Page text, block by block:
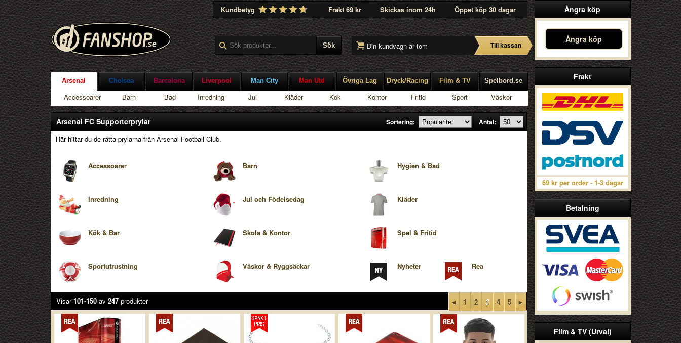
Kundbetyg Frakt 69 kr Skickas inom 24h Öppet köp 30 dagar
Din kundvagn är tom Till kassan
Arsenal Chelsea Barcelona Liverpool Man City Man Utd Övriga Lag Dryck/Racing Film & TV Spelbord.se
Accessoarer Barn Bad Inredning Jul Kläder Kök Kontor Fritid Sport Väskor
Ångra köp
Ångra köp
Frakt
69 kr per order - 1-3 dagar
Betalning
Film & TV (Urval)
Arsenal FC Supporterprylar Sortering: Antal:
Här hittar du de rätta prylarna från Arsenal Football Club.
Accessoarer Barn Hygien & Bad
Inredning Jul och Födelsedag Kläder
Kök & Bar Skola & Kontor Spel & Fritid
Sportutrustning Väskor & Ryggsäckar Nyheter Rea
Visar101-150av 247produkter ◄ 1 2 3 4 5 ►